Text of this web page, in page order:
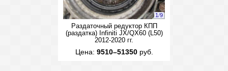
1/9
Раздаточный редуктор КПП
(раздатка) Infiniti JX/QX60 (L50)
2012-2020 гг.
Цена: 9510–51350руб.